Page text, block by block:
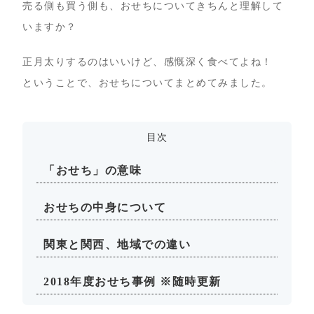
売る側も買う側も、おせちについてきちんと理解して
いますか？
正月太りするのはいいけど、感慨深く食べてよね！
ということで、おせちについてまとめてみました。
目次
「おせち」の意味
おせちの中身について
関東と関西、地域での違い
2018年度おせち事例 ※随時更新